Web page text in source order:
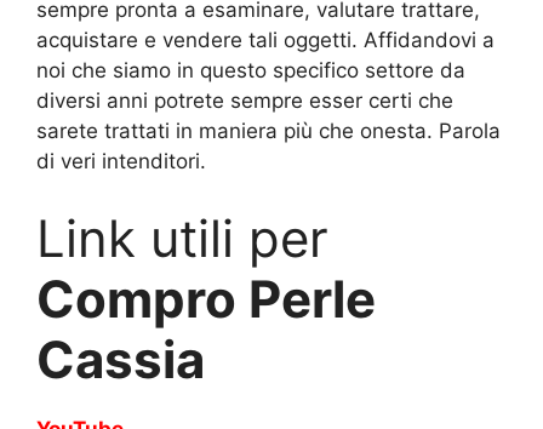
sempre pronta a esaminare, valutare trattare,
acquistare e vendere tali oggetti. Affidandovi a
noi che siamo in questo specifico settore da
diversi anni potrete sempre esser certi che
sarete trattati in maniera più che onesta. Parola
di veri intenditori.
Link utili per
Compro Perle
Cassia